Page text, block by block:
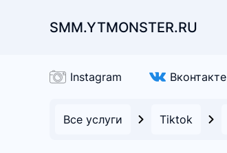
SMM.YTMONSTER.RU
Instagram Вконтакте
Все услуги Tiktok